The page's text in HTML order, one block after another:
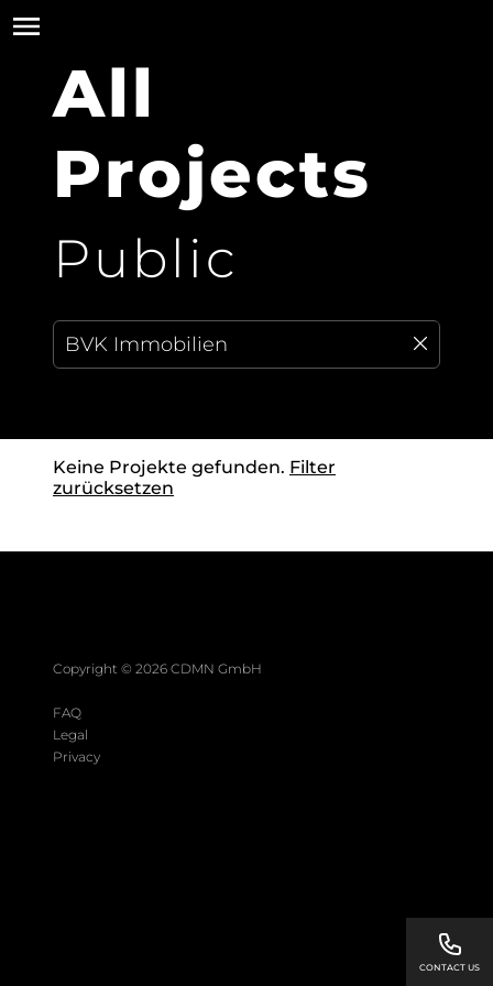
All
Projects
Public
Keine Projekte gefunden. Filter
zurücksetzen
Copyright © 2026 CDMN GmbH
FAQ
Legal
Privacy
CONTACT US